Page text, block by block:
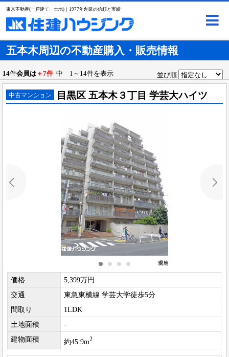
東京不動産(一戸建て、土地)｜1977年創業の信頼と実績
五本木周辺の不動産購入・販売情報
14件会員は ＋7件 中 1～14件を表示 並び順
中古マンション 目黒区 五本木３丁目 学芸大ハイツ
価格
5,399万円
交通
東急東横線 学芸大学徒歩5分
間取り
1LDK
土地面積
-
建物面積
約45.9m2